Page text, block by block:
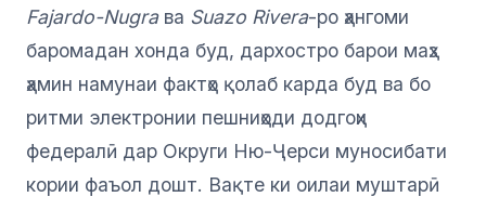
Fajardo-Nugraва Suazo Rivera-ро ҳангоми
баромадан хонда буд, дархостро барои маҳз
ҳамин намунаи фактҳо қолаб карда буд ва бо
ритми электронии пешниҳоди додгоҳи
федералӣ дар Округи Ню-Ҷерси муносибати
кории фаъол дошт. Вақте ки оилаи муштарӣ